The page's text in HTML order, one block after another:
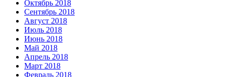
Октябрь 2018
Сентябрь 2018
Август 2018
Июль 2018
Июнь 2018
Май 2018
Апрель 2018
Март 2018
Февраль 2018